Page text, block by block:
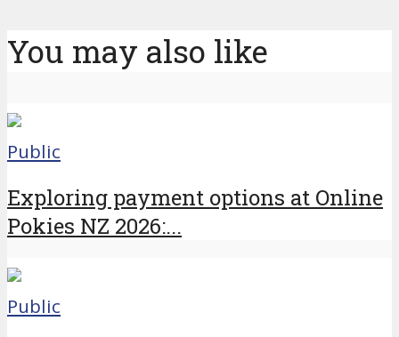
You may also like
Public
Exploring payment options at Online
Pokies NZ 2026:...
Public